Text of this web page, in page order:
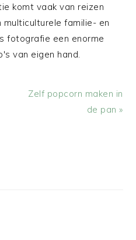
komt vaak van reizen
multiculturele familie- en
fotografie een enorme
van eigen hand.
Volgend
Zelf popcorn maken in
de pan »